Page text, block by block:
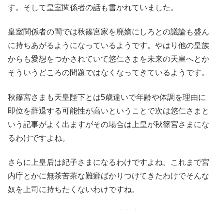
す。そして皇室関係者の話も書かれていました。
皇室関係者の間では秋篠宮家を廃嫡にしろとの議論も盛ん
に持ちあがるようになっているようです。やはり他の皇族
からも愛想をつかされていて悠仁さまを未来の天皇へとか
そういうどころの問題ではなくなってきているようです。
秋篠宮さまも天皇陛下とは5歳違いで年齢や体調を理由に
即位を辞退する可能性が高いということで次は悠仁さまと
いう記事がよく出ますがその場合は上皇が秋篠宮さまにな
るわけですよね。
さらに上皇后は紀子さまになるわけですよね。これまで宮
内庁とかに無茶苦茶な難癖ばかりつけてきたわけでそんな
奴を上司に持ちたくないわけですね。